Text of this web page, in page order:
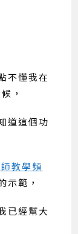
不懂我在
，
道這個功
教學頻
示範，
已經幫大